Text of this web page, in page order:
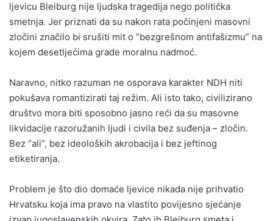
ljevicu Bleiburg nije ljudska tragedija nego politička
smetnja. Jer priznati da su nakon rata počinjeni masovni
zločini značilo bi srušiti mit o “bezgrešnom antifašizmu” na
kojem desetljećima grade moralnu nadmoć.
Naravno, nitko razuman ne osporava karakter NDH niti
pokušava romantizirati taj režim. Ali isto tako, civilizirano
društvo mora biti sposobno jasno reći da su masovne
likvidacije razoružanih ljudi i civila bez suđenja – zločin.
Bez “ali”, bez ideoloških akrobacija i bez jeftinog
etiketiranja.
Problem je što dio domaće ljevice nikada nije prihvatio
Hrvatsku koja ima pravo na vlastito povijesno sjećanje